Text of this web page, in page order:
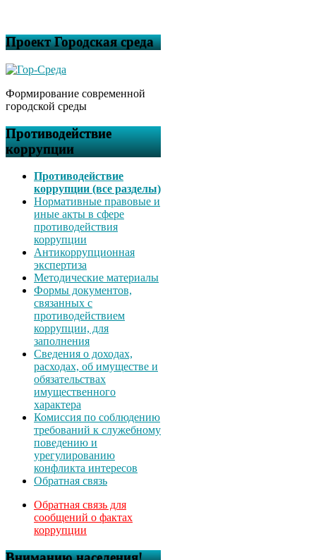
Проект Городская среда
Формирование современной
городской среды
Противодействие
коррупции
Противодействие
коррупции (все разделы)
Нормативные правовые и
иные акты в сфере
противодействия
коррупции
Антикоррупционная
экспертиза
Методические материалы
Формы документов,
связанных с
противодействием
коррупции, для
заполнения
Сведения о доходах,
расходах, об имуществе и
обязательствах
имущественного
характера
Комиссия по соблюдению
требований к служебному
поведению и
урегулированию
конфликта интересов
Обратная связь
Обратная связь для
сообщений о фактах
коррупции